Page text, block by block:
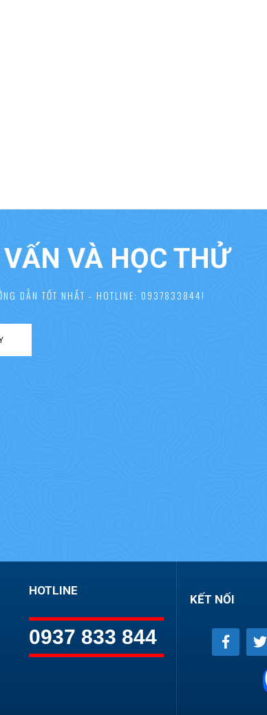
VÀ HỌC THỬ
DẪN TỐT NHẤT - HOTLINE: 0937833844!
HOTLINE
0937 833 844
KẾT NỐI